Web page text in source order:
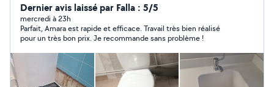
et réparation (fuite, robinet,wc etc.) . Petit travaux et
entretien Je suis basé à Paris et je me déplace
rapidement sur toute la ville et alentours Travail
sérieux,soigné confiance. N'hésite pas à me
contacter,je suis disponible pour répondre à vos
demandes et trouver une solution adaptée à vos
besoins. À bientôt Amara
Dernier avis laissé par Falla : 5/5
mercredi à 23h
Parfait, Amara est rapide et efficace. Travail très bien réalisé
pour un très bon prix. Je recommande sans problème !